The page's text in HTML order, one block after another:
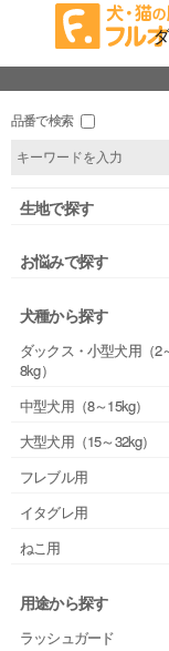
品番で検索
生地で探す
お悩みで探す
犬種から探す
ダックス・小型犬用（2
8kg）
中型犬用（8～15kg）
大型犬用（15～32kg）
フレブル用
イタグレ用
ねこ用
用途から探す
ラッシュガード